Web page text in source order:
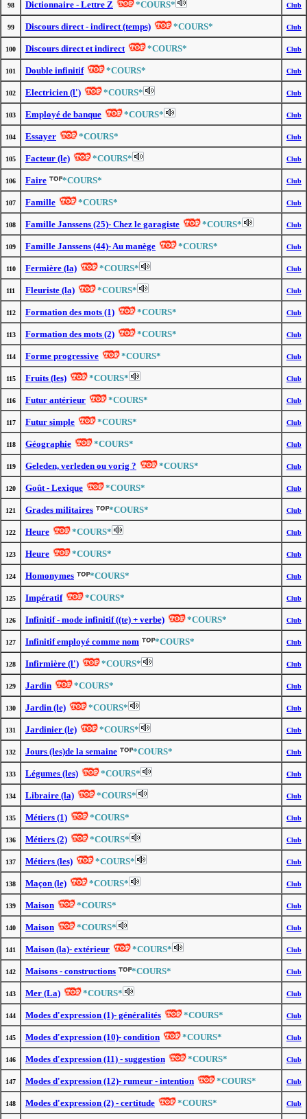
98 Dictionnaire - Lettre Z *COURS* Club
99 Discours direct - indirect (temps) *COURS* Club
100 Discours direct et indirect *COURS* Club
101 Double infinitif *COURS* Club
102 Electricien (l') *COURS* Club
103 Employé de banque *COURS* Club
104 Essayer *COURS* Club
105 Facteur (le) *COURS* Club
106 Faire *COURS* Club
107 Famille *COURS* Club
108 Famille Janssens (25)- Chez le garagiste *COURS* Club
109 Famille Janssens (44)- Au manège *COURS* Club
110 Fermière (la) *COURS* Club
111 Fleuriste (la) *COURS* Club
112 Formation des mots (1) *COURS* Club
113 Formation des mots (2) *COURS* Club
114 Forme progressive *COURS* Club
115 Fruits (les) *COURS* Club
116 Futur antérieur *COURS* Club
117 Futur simple *COURS* Club
118 Géographie *COURS* Club
119 Geleden, verleden ou vorig ? *COURS* Club
120 Goût - Lexique *COURS* Club
121 Grades militaires *COURS* Club
122 Heure *COURS* Club
123 Heure *COURS* Club
124 Homonymes *COURS* Club
125 Impératif *COURS* Club
126 Infinitif - mode infinitif ((te) + verbe) *COURS* Club
127 Infinitif employé comme nom *COURS* Club
128 Infirmière (l') *COURS* Club
129 Jardin *COURS* Club
130 Jardin (le) *COURS* Club
131 Jardinier (le) *COURS* Club
132 Jours (les)de la semaine *COURS* Club
133 Légumes (les) *COURS* Club
134 Libraire (la) *COURS* Club
135 Métiers (1) *COURS* Club
136 Métiers (2) *COURS* Club
137 Métiers (les) *COURS* Club
138 Maçon (le) *COURS* Club
139 Maison *COURS* Club
140 Maison *COURS* Club
141 Maison (la)- extérieur *COURS* Club
142 Maisons - constructions *COURS* Club
143 Mer (La) *COURS* Club
144 Modes d'expression (1)- généralités *COURS* Club
145 Modes d'expression (10)- condition *COURS* Club
146 Modes d'expression (11) - suggestion *COURS* Club
147 Modes d'expression (12)- rumeur - intention *COURS* Club
148 Modes d'expression (2) - certitude *COURS* Club